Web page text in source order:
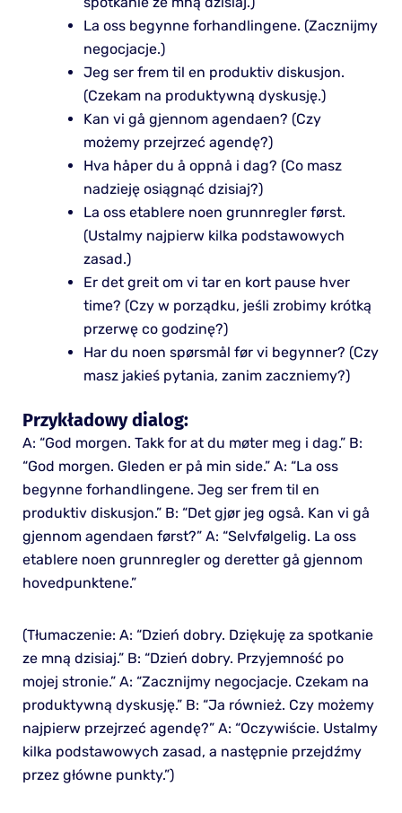
La oss begynne forhandlingene. (Zacznijmy
negocjacje.)
Jeg ser frem til en produktiv diskusjon.
(Czekam na produktywną dyskusję.)
Kan vi gå gjennom agendaen? (Czy
możemy przejrzeć agendę?)
Hva håper du å oppnå i dag? (Co masz
nadzieję osiągnąć dzisiaj?)
La oss etablere noen grunnregler først.
(Ustalmy najpierw kilka podstawowych
zasad.)
Er det greit om vi tar en kort pause hver
time? (Czy w porządku, jeśli zrobimy krótką
przerwę co godzinę?)
Har du noen spørsmål før vi begynner? (Czy
masz jakieś pytania, zanim zaczniemy?)
Przykładowy dialog:
A: “God morgen. Takk for at du møter meg i dag.” B:
“God morgen. Gleden er på min side.” A: “La oss
begynne forhandlingene. Jeg ser frem til en
produktiv diskusjon.” B: “Det gjør jeg også. Kan vi gå
gjennom agendaen først?” A: “Selvfølgelig. La oss
etablere noen grunnregler og deretter gå gjennom
hovedpunktene.”
(Tłumaczenie: A: “Dzień dobry. Dziękuję za spotkanie
ze mną dzisiaj.” B: “Dzień dobry. Przyjemność po
mojej stronie.” A: “Zacznijmy negocjacje. Czekam na
produktywną dyskusję.” B: “Ja również. Czy możemy
najpierw przejrzeć agendę?” A: “Oczywiście. Ustalmy
kilka podstawowych zasad, a następnie przejdźmy
przez główne punkty.”)